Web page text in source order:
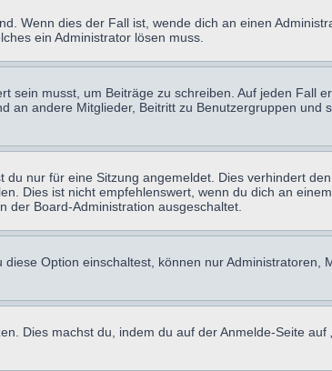
Wenn dies der Fall ist, wende dich an einen
ein Administrator lösen muss.
sein musst, um Beiträge zu schreiben. Auf jeden Fall
an andere Mitglieder, Beitritt zu Benutzergruppen und
nur für eine Sitzung angemeldet. Dies verhindert
Dies ist nicht empfehlenswert, wenn du dich an
der Board-Administration ausgeschaltet.
Option einschaltest, können nur Administratoren,
Dies machst du, indem du auf der Anmelde-Seite auf